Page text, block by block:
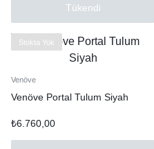
Tükendi
Stokta Yok
Venöve
Venöve Portal Tulum Siyah
₺6.760,00